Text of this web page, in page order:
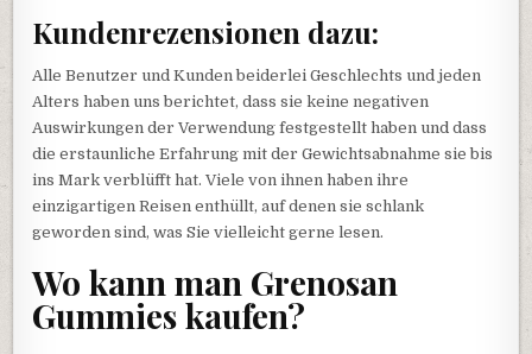
Kundenrezensionen dazu:
Alle Benutzer und Kunden beiderlei Geschlechts und jeden
Alters haben uns berichtet, dass sie keine negativen
Auswirkungen der Verwendung festgestellt haben und dass
die erstaunliche Erfahrung mit der Gewichtsabnahme sie bis
ins Mark verblüfft hat. Viele von ihnen haben ihre
einzigartigen Reisen enthüllt, auf denen sie schlank
geworden sind, was Sie vielleicht gerne lesen.
Wo kann man Grenosan
Gummies kaufen?